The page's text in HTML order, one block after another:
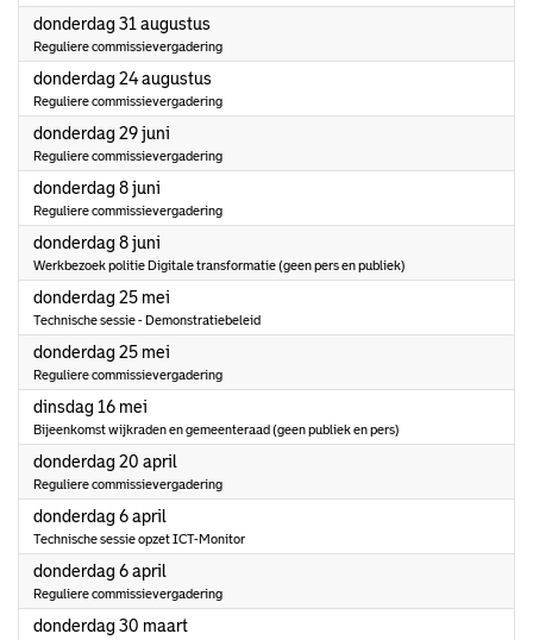
donderdag 31 augustus
Reguliere commissievergadering
donderdag 24 augustus
Reguliere commissievergadering
donderdag 29 juni
Reguliere commissievergadering
donderdag 8 juni
Reguliere commissievergadering
donderdag 8 juni
Werkbezoek politie Digitale transformatie (geen pers en publiek)
donderdag 25 mei
Technische sessie - Demonstratiebeleid
donderdag 25 mei
Reguliere commissievergadering
dinsdag 16 mei
Bijeenkomst wijkraden en gemeenteraad (geen publiek en pers)
donderdag 20 april
Reguliere commissievergadering
donderdag 6 april
Technische sessie opzet ICT-Monitor
donderdag 6 april
Reguliere commissievergadering
donderdag 30 maart2023